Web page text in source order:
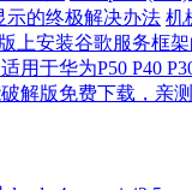
机
于华为P50 P40